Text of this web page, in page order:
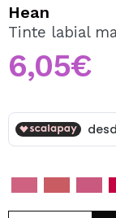
Al crear una
tus compras
pedidos y
Hean
Tinte labial
6,05€